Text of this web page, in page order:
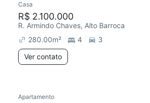
Casa
R$ 2.100.000
R. Armindo Chaves, Alto Barroca
280.00m² 4
3
Ver contato
Apartamento